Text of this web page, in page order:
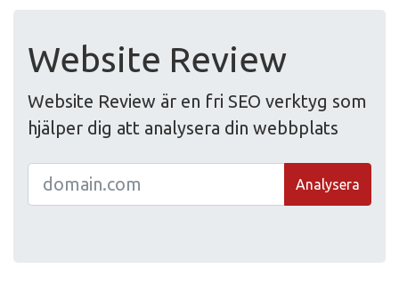
Website Review
Website Review är en fri SEO verktyg som
hjälper dig att analysera din webbplats
Analysera